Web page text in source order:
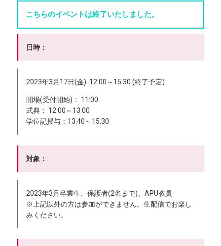
こちらのイベントは終了いたしました。
日時：
2023年3月17日(金) 12:00～15:30 (終了予定)
開場(受付開始)： 11:00
式典： 12:00～13:00
学位記授与：13:40～15:30
対象：
2023年3月卒業生、保護者(2名まで)、APU教員
※上記以外の方は参加ができません。生配信でお楽し
みください。